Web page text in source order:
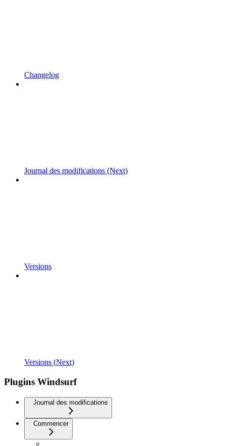
Changelog
Journal des modifications (Next)
Versions
Versions (Next)
Plugins Windsurf
Journal des modifications
Commencer